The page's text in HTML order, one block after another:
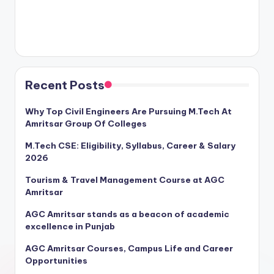
Recent Posts
Why Top Civil Engineers Are Pursuing M.Tech At
Amritsar Group Of Colleges
M.Tech CSE: Eligibility, Syllabus, Career & Salary
2026
Tourism & Travel Management Course at AGC
Amritsar
AGC Amritsar stands as a beacon of academic
excellence in Punjab
AGC Amritsar Courses, Campus Life and Career
Opportunities